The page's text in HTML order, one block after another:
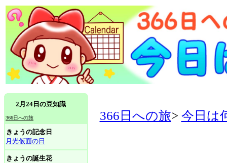
2月24日の豆知識
366日への旅
きょうの記念日
月光仮面の日
きょうの誕生花
366日への旅> 今日は